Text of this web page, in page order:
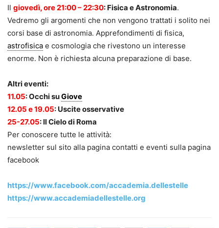
Il giovedì, ore 21:00 – 22:30: Fisica e Astronomia.
Vedremo gli argomenti che non vengono trattati i solito nei
corsi base di astronomia. Apprefondimenti di fisica,
astrofisica e cosmologia che rivestono un interesse
enorme. Non è richiesta alcuna preparazione di base.
Altri eventi:
11.05: Occhi suGiove
12.05 e 19.05: Uscite osservative
25-27.05: Il Cielo di Roma
Per conoscere tutte le attività:
newsletter sul sito alla pagina contatti e eventi sulla pagina
facebook
https://www.facebook.com/accademia.dellestelle
https://www.accademiadellestelle.org